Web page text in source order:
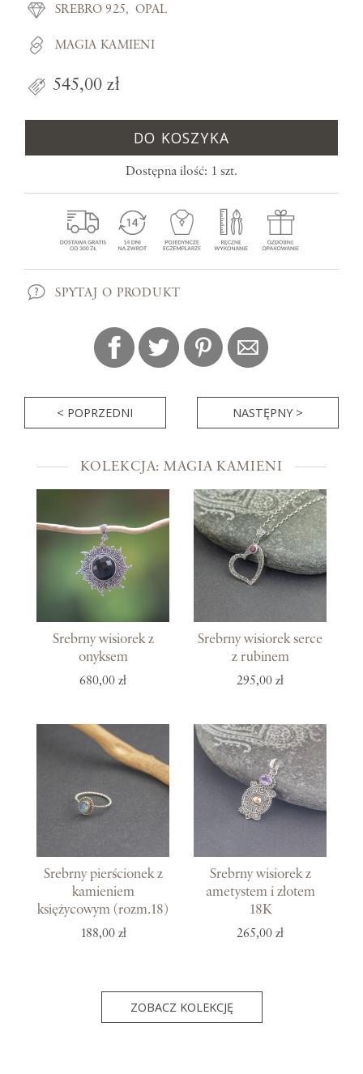
SREBRO 925 OPAL
MAGIA KAMIENI
545,00 zł
DO KOSZYKA
Dostępna ilość: 1 szt.
SPYTAJ O PRODUKT
< POPRZEDNI NASTĘPNY >
KOLEKCJA: MAGIA KAMIENI
Srebrny wisiorek z
onyksem
680,00 zł
Srebrny wisiorek serce
z rubinem
295,00 zł
Srebrny pierścionek z
kamieniem
księżycowym (rozm.18)
188,00 zł
Srebrny wisiorek z
ametystem i złotem
18K
265,00 zł
ZOBACZ KOLEKCJĘ